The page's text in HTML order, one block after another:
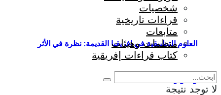
العلوم التطبيقية في إفريقيا القديمة: نظرة في الأثر
والمؤثرات
شخصيات
قراءات تاريخية
متابعات
منظمات وهيئات
كتاب قراءات إفريقية
لا توجد نتيجة